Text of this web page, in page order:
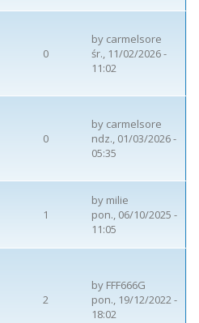
0
by carmelsore
śr., 11/02/2026 -
11:02
0
by carmelsore
ndz., 01/03/2026 -
05:35
1
by milie
pon., 06/10/2025 -
11:05
2
by FFF666G
pon., 19/12/2022 -
18:02